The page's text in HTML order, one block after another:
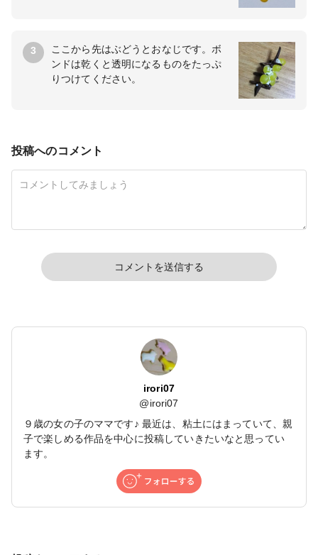
3
ここから先はぶどうとおなじです。ボ
ンドは乾くと透明になるものをたっぷ
りつけてください。
投稿へのコメント
コメントを送信する
irori07
@irori07
９歳の女の子のママです♪ 最近は、粘土にはまっていて、親
子で楽しめる作品を中心に投稿していきたいなと思ってい
ます。